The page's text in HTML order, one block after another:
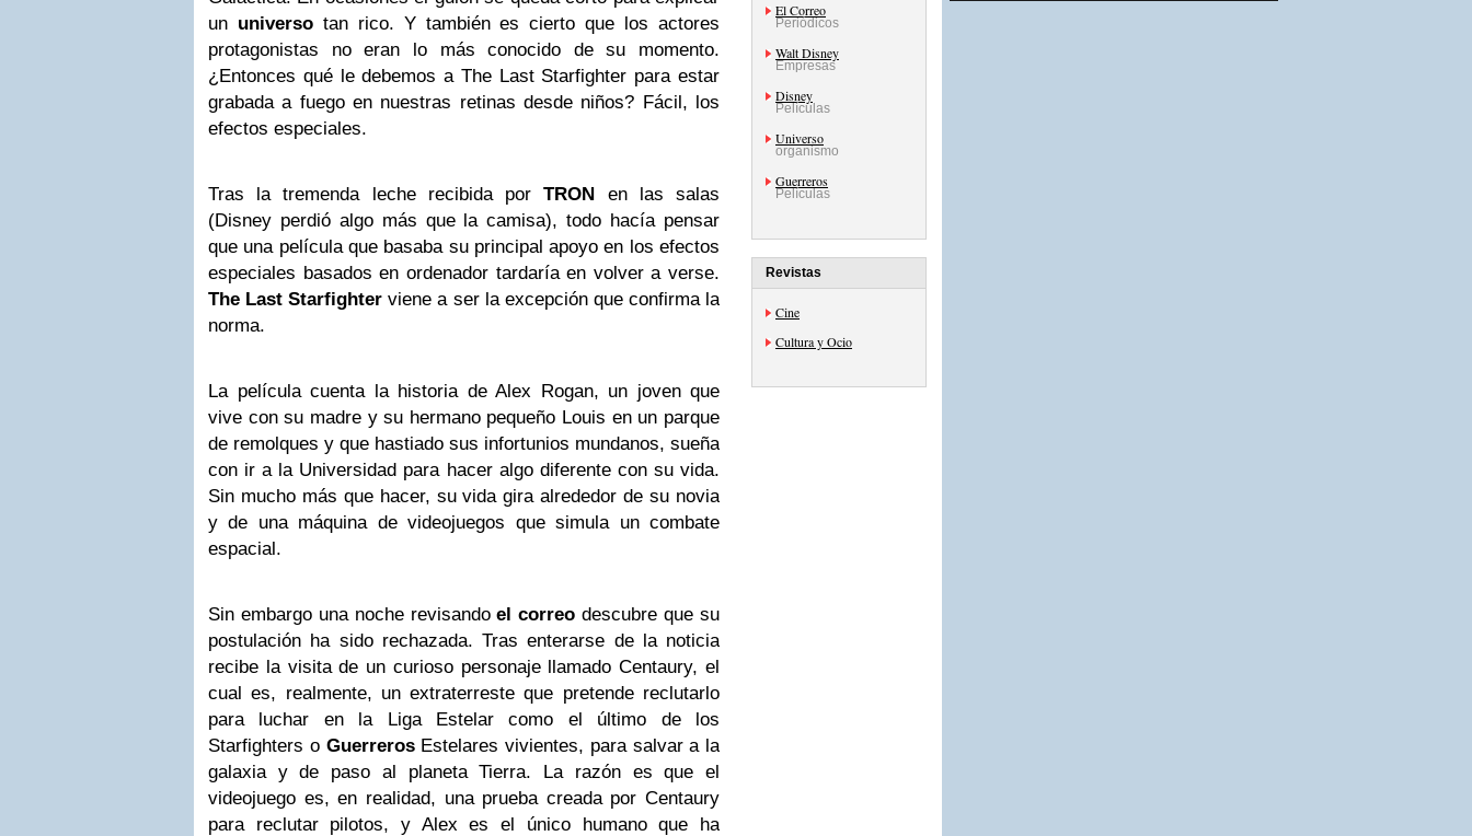
un universotan rico. Y también es cierto que los actores
protagonistas no eran lo más conocido de su momento.
¿Entonces qué le debemos a The Last Starfighter para estar
grabada a fuego en nuestras retinas desde niños? Fácil, los
efectos especiales.
Tras la tremenda leche recibida porTRON en las salas
(Disney perdió algo más que la camisa), todo hacía pensar
que una película que basaba su principal apoyo en los efectos
especiales basados en ordenador tardaría en volver a verse.
The Last Starfighter viene a ser la excepción que confirma la
norma.
La película cuenta la historia de Alex Rogan, un joven que
vive con su madre y su hermano pequeño Louis en un parque
de remolques y que hastiado sus infortunios mundanos, sueña
con ir a la Universidad para hacer algo diferente con su vida.
Sin mucho más que hacer, su vida gira alrededor de su novia
y de una máquina de videojuegos que simula un combate
espacial.
Sin embargo una noche revisandoel correo descubre que su
postulación ha sido rechazada. Tras enterarse de la noticia
recibe la visita de un curioso personaje llamado Centaury, el
cual es, realmente, un extraterreste que pretende reclutarlo
para luchar en la Liga Estelar como el último de los
Starfighters o GuerrerosEstelares vivientes, para salvar a la
galaxia y de paso al planeta Tierra. La razón es que el
videojuego es, en realidad, una prueba creada por Centaury
para reclutar pilotos, y Alex es el único humano que ha
El Correo
Periódicos
Walt Disney
Empresas
Disney
Películas
Universo
organismo
Guerreros
Películas
Revistas
Cine
Cultura y Ocio